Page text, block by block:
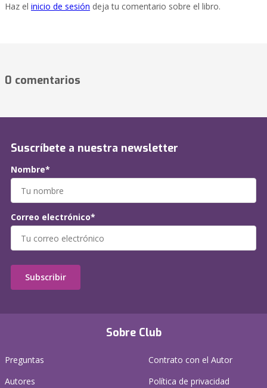
Haz el inicio de sesión deja tu comentario sobre el libro.
0 comentarios
Sobre Club
Preguntas
Autores
Contrato con el Autor
Política de privacidad
Suscríbete a nuestra newsletter
Nombre*
Correo electrónico*
Subscribir